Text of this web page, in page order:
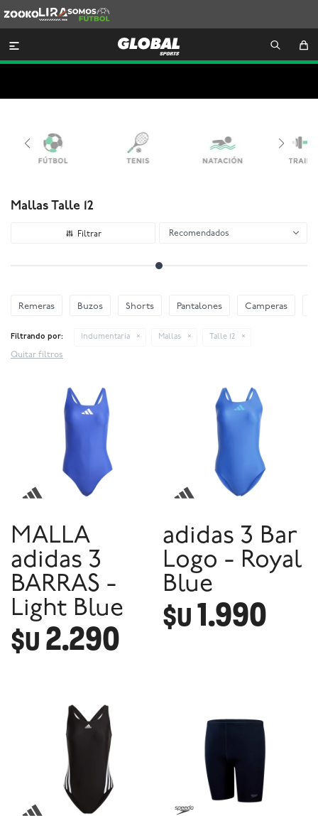
Lira
Somos
Futbol

Mallas Talle 12
Recomendados
Remeras Buzos Shorts Pantalones Camperas
Filtrando por: Indumentaria Mallas Talle 12
Quitar filtros
MALLA
adidas 3
BARRAS -
Light Blue
$U 2.290
adidas 3 Bar
Logo - Royal
Blue
$U1.990